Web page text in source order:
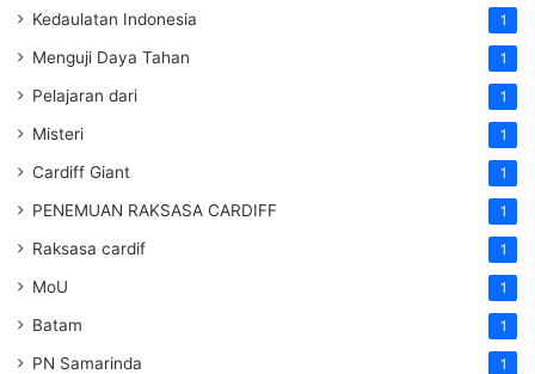
Kedaulatan Indonesia 1
Menguji Daya Tahan 1
Pelajaran dari 1
Misteri 1
Cardiff Giant 1
PENEMUAN RAKSASA CARDIFF 1
Raksasa cardif 1
MoU 1
Batam 1
PN Samarinda 1